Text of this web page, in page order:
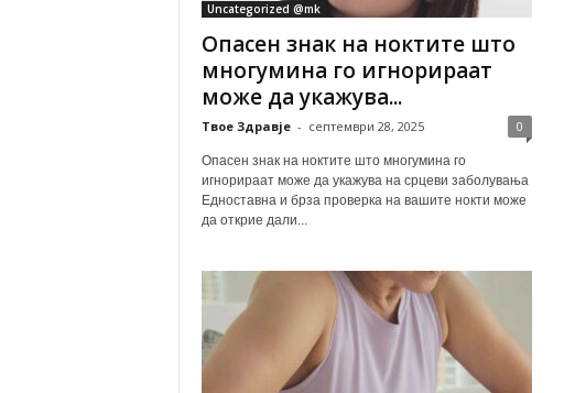
Uncategorized @mk
Опасен знак на ноктите што
многумина го игнорираат
може да укажува...
Твое Здравје - септември 28, 2025 0
Опасен знак на ноктите што многумина го
игнорираат може да укажува на срцеви заболувања
Едноставна и брза проверка на вашите нокти може
да открие дали...